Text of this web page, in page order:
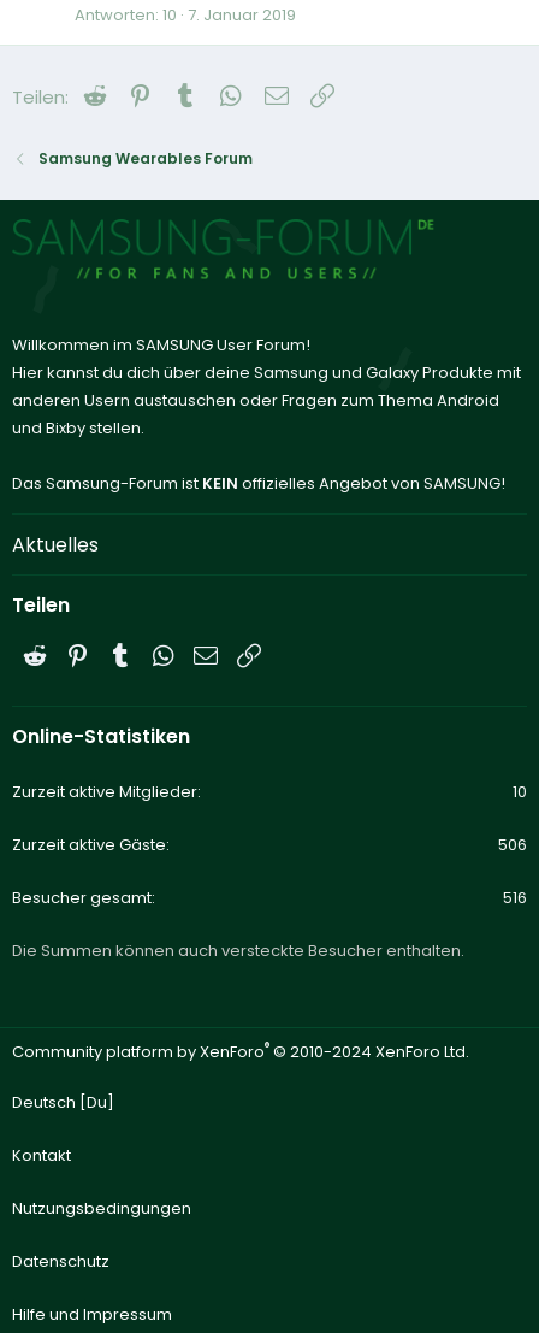
Antworten 10 7. Januar 2019
Teilen: Reddit Pinterest
Tumblr WhatsApp
E-Mail
Samsung Wearables Forum
Willkommen im SAMSUNG User Forum!
Hier kannst du dich über deine Samsung und Galaxy Produkte mit
anderen Usern austauschen oder Fragen zum Thema Android
und Bixby stellen.
Das Samsung-Forum ist KEIN offizielles Angebot von SAMSUNG!
Aktuelles
Teilen
Reddit PinterestTumblrWhatsApp
E-Mail
Online-Statistiken
Zurzeit aktive Mitglieder 10
Zurzeit aktive Gäste 506
Besucher gesamt 516
Die Summen können auch versteckte Besucher enthalten.
Community platform by XenForo® © 2010-2024 XenForo Ltd.
Deutsch [Du]
Kontakt
Nutzungsbedingungen
Datenschutz
Hilfe und Impressum